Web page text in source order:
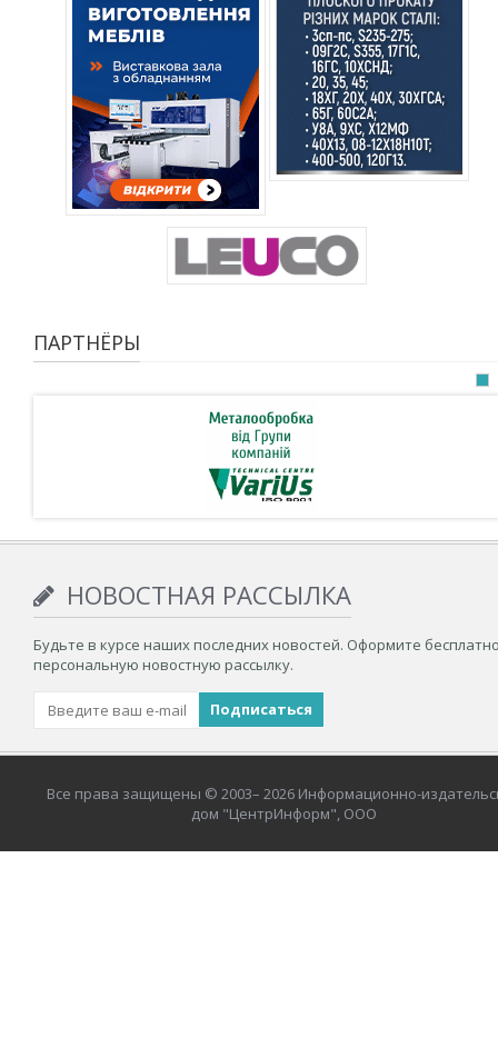
ПАРТНЁРЫ
НОВОСТНАЯ РАССЫЛКА
Будьте в курсе наших последних новостей. Оформите
персональную новостную рассылку.
Все права защищены © 2003– 2026 Информационно-
дом "ЦентрИнформ", ООО